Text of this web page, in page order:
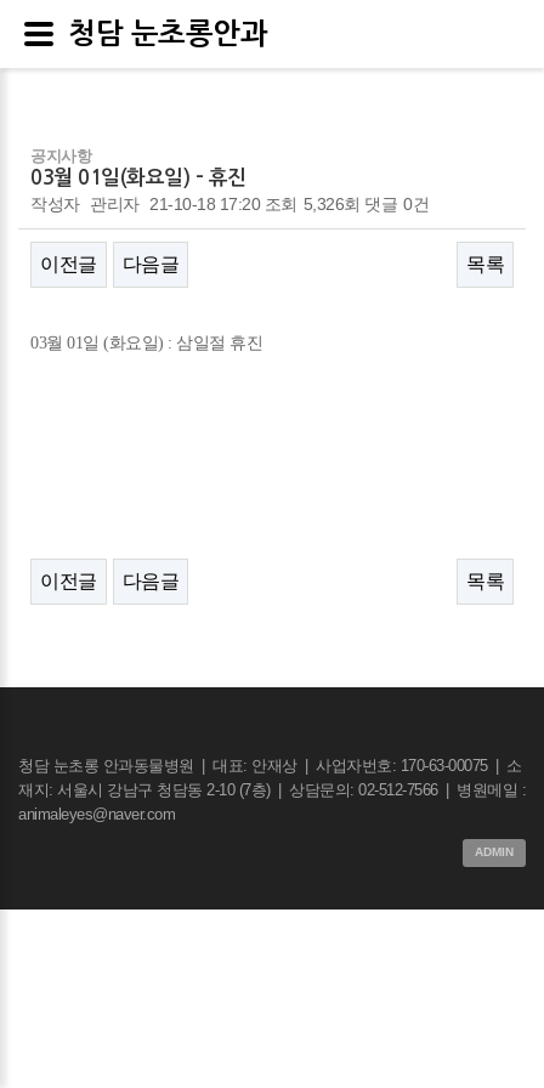
공지사항
03월 01일(화요일) - 휴진
작성자 관리자 21-10-18 17:20조회 5,326회 댓글 0건
이전글 다음글 목록
본문
03월 01일 (화요일) : 삼일절 휴진
이전글 다음글 목록
청담 눈초롱 안과동물병원 대표: 안재상 사업자번호: 170-63-00075
소
재지: 서울시 강남구 청담동 2-10 (7층)
상담문의: 02-512-7566
병원메일 :
animaleyes@naver.com
ADMIN
청담 눈초롱안과